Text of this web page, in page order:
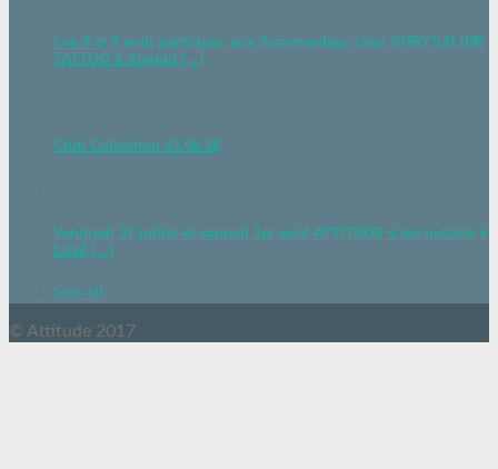
Les 8 et 9 août participez aux Summerdays chez CHRYSALIDE
TATTOO à Angoul [...]
Club Collection 03.08.26
Vendredi 31 juillet et samedi 1er août ATTITUDE s’est installé à
Luxé [...]
See all
© Attitude 2017